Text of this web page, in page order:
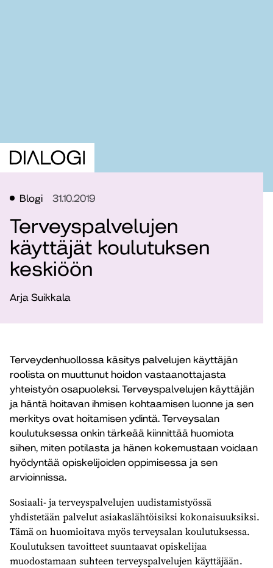
Blogi 31.10.2019
Terveyspalvelujen
käyttäjät koulutuksen
keskiöön
Arja Suikkala
Terveydenhuollossa käsitys palvelujen käyttäjän
roolista on muuttunut hoidon vastaanottajasta
yhteistyön osapuoleksi. Terveyspalvelujen käyttäjän
ja häntä hoitavan ihmisen kohtaamisen luonne ja sen
merkitys ovat hoitamisen ydintä. Terveysalan
koulutuksessa onkin tärkeää kiinnittää huomiota
siihen, miten potilasta ja hänen kokemustaan voidaan
hyödyntää opiskelijoiden oppimisessa ja sen
arvioinnissa.
Sosiaali- ja terveyspalvelujen uudistamistyössä
yhdistetään palvelut asiakaslähtöisiksi kokonaisuuksiksi.
Tämä on huomioitava myös terveysalan koulutuksessa.
Koulutuksen tavoitteet suuntaavat opiskelijaa
muodostamaan suhteen terveyspalvelujen käyttäjään.